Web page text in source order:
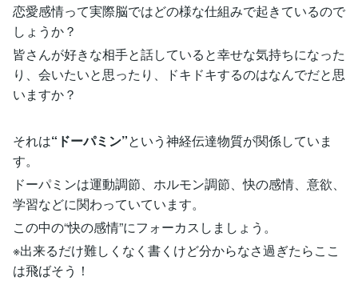
恋愛感情って実際脳ではどの様な仕組みで起きているので
しょうか？
皆さんが好きな相手と話していると幸せな気持ちになった
り、会いたいと思ったり、ドキドキするのはなんでだと思
いますか？
それは“ドーパミン”という神経伝達物質が関係していま
す。
ドーパミンは運動調節、ホルモン調節、快の感情、意欲、
学習などに関わっていています。
この中の“快の感情”にフォーカスしましょう。
※出来るだけ難しくなく書くけど分からなさ過ぎたらここ
は飛ばそう！